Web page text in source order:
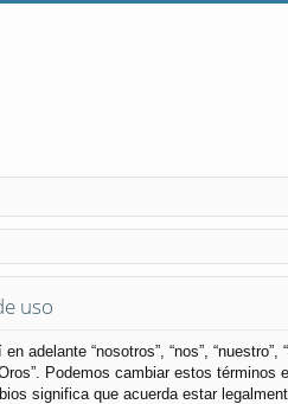
uso
adelante “nosotros”, “nos”,
Podemos cambiar estos
significa que acuerda estar